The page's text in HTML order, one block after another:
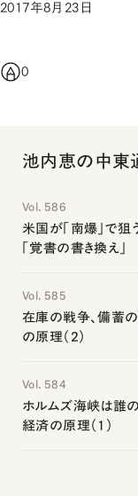
2017年8月23日
0
池内恵の中東
Vol. 586
米国が「南爆」で
「覚書の書き換え」
Vol. 585
在庫の戦争、備蓄
の原理（2）
Vol. 584
ホルムズ海峡は誰
経済の原理（1）